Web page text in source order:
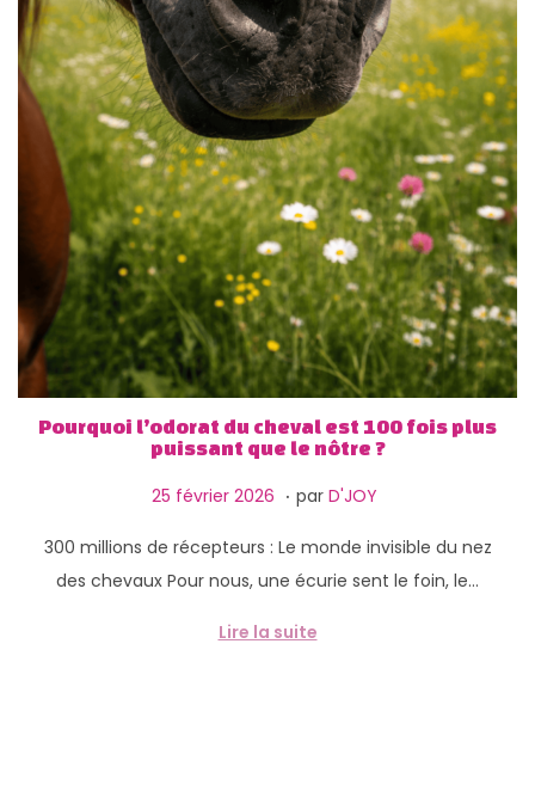
g
a
t
i
o
n
n
u
Pourquoi l’odorat du cheval est 100 fois plus
puissant que le nôtre ?
P
b
l
25 février 2026 2
m
a
i
. par D'JOY
300 millions de récepteurs : Le monde invisible du nez
des chevaux Pour nous, une écurie sent le foin, le…
Lire la suite